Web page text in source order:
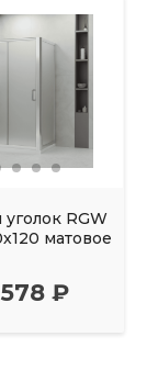
RGW
матовое
₽